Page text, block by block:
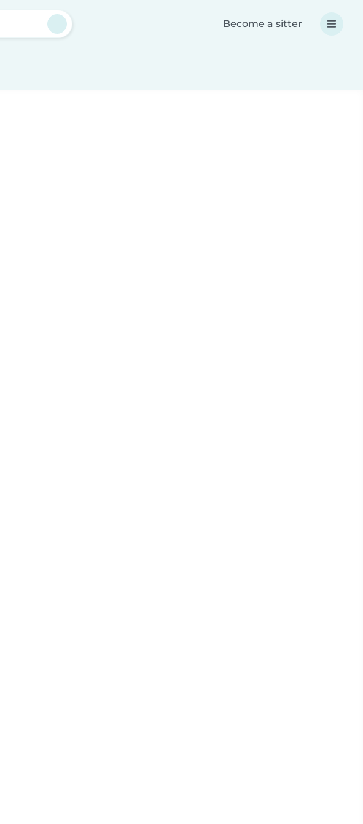
Become a sitter